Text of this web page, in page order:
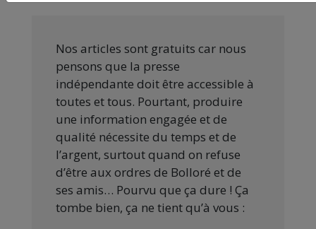
Nos articles sont gratuits car nous
pensons que la presse
indépendante doit être accessible à
toutes et tous. Pourtant, produire
une information engagée et de
qualité nécessite du temps et de
l’argent, surtout quand on refuse
d’être aux ordres de Bolloré et de
ses amis… Pourvu que ça dure ! Ça
tombe bien, ça ne tient qu’à vous :